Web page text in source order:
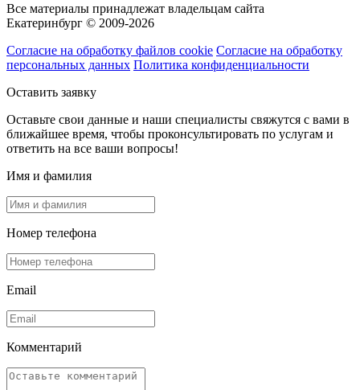
Все материалы принадлежат владельцам сайта
Екатеринбург © 2009-2026
Согласие на обработку файлов cookie Согласие на обработку
персональных данных Политика конфиденциальности
Оставить заявку
Оставьте свои данные и наши специалисты свяжутся с вами в
ближайшее время, чтобы проконсультировать по услугам и
ответить на все ваши вопросы!
Имя и фамилия
Номер телефона
Email
Комментарий